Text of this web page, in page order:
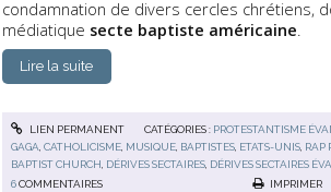
condamnation de divers cercles chrétiens,
médiatique secte baptiste américaine
Lire la suite
LIEN PERMANENT CATÉGORIES : PROTESTANTISME
GAGA ,CATHOLICISME MUSIQUE BAPTISTES ETATS-UNIS RAP
BAPTIST CHURCH DÉRIVES SECTAIRES DÉRIVES SECTAIRES
6COMMENTAIRES IMPRIMER